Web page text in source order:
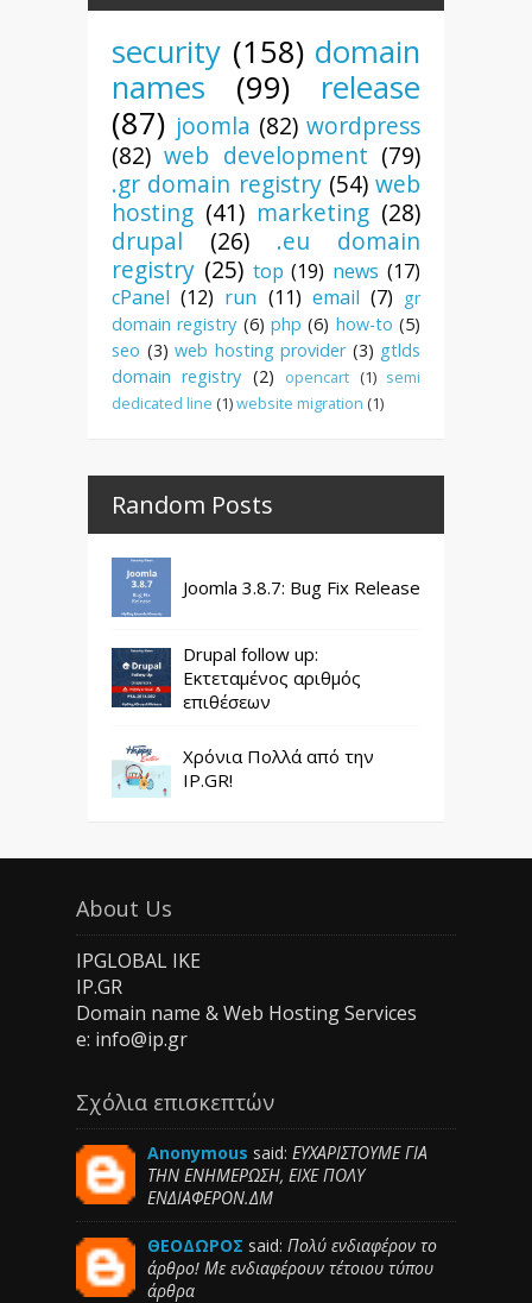
security (158) domain
names
(99)
release
(87) joomla (82) wordpress
(82) web development (79)
.gr domain registry (54) web
hosting (41) marketing (28)
drupal
(26)
.eu domain
registry (25) top (19) news (17)
cPanel (12) run (11) email (7) gr
domain registry (6) php (6) how-to (5)
seo (3) web hosting provider (3) gtlds
domain registry (2) opencart (1) semi
dedicated line (1)website migration (1)
Random Posts
Joomla 3.8.7: Bug Fix Release
Drupal follow up:
Εκτεταμένος αριθμός
επιθέσεων
Χρόνια Πολλά από την
IP.GR!
About Us
IPGLOBAL IKE
IP.GR
Domain name & Web Hosting Services
e: info@ip.gr
Σχόλια επισκεπτών
Anonymous said: ΕΥΧΑΡΙΣΤΟΥΜΕ ΓΙΑ
ΤΗΝ ΕΝΗΜΕΡΩΣΗ, ΕΙΧΕ ΠΟΛΥ
ΕΝΔΙΑΦΕΡΟΝ.ΔΜ
ΘΕΟΔΩΡΟΣ said: Πολύ ενδιαφέρον το
άρθρο! Με ενδιαφέρουν τέτοιου τύπου
άρθρα